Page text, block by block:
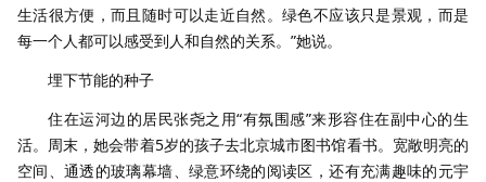
生活很方便，而且随时可以走近自然。绿色不应该只是景观，而是
每一个人都可以感受到人和自然的关系。”她说。
埋下节能的种子
住在运河边的居民张尧之用“有氛围感”来形容住在副中心的生
活。周末，她会带着5岁的孩子去北京城市图书馆看书。宽敞明亮的
空间、通透的玻璃幕墙、绿意环绕的阅读区，还有充满趣味的元宇